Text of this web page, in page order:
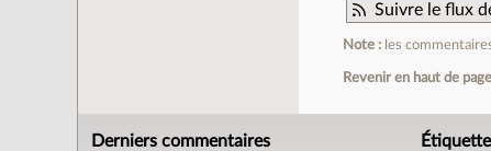
Suivre le flux
Note : les
Revenir en haut de page
Derniers commentaires